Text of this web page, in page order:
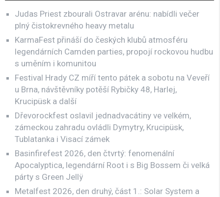
Judas Priest zbourali Ostravar arénu: nabídli večer
plný čistokrevného heavy metalu
KarmaFest přináší do českých klubů atmosféru
legendárních Camden parties, propojí rockovou hudbu
s uměním i komunitou
Festival Hrady CZ míří tento pátek a sobotu na Veveří
u Brna, návštěvníky potěší Rybičky 48, Harlej,
Krucipüsk a další
Dřevorockfest oslavil jednadvacátiny ve velkém,
zámeckou zahradu ovládli Dymytry, Krucipüsk,
Tublatanka i Visací zámek
Basinfirefest 2026, den čtvrtý: fenomenální
Apocalyptica, legendární Root i s Big Bossem či velká
párty s Green Jellÿ
Metalfest 2026, den druhý, část 1.: Solar System a